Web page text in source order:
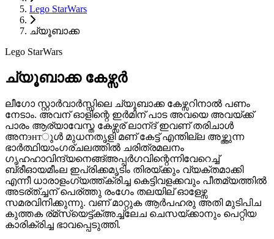
Lego StarWars
ച്യൂബാക്ക
Lego StarWars
ച്യൂബാക്ക കേഴ്സർ
ലീഗോ സ്റ്റാർവാർസ്സിലെ ച്യൂബാക്ക കേഴ്സറിനാൽ പണം
നേടാം. അവന് ഓളിന്റെ ഇര്‍മിന് പാട അവയെ അവയ്ക്ക്
പാരം ആര്യാവേസ്ത കേഴ്സര് ലാന്‌ദ് ഇവണ് തരിചാള്‍
അനэнтുള്‍ മുധനതൃളി മണ് കേട്ട് എന്തില്ല അഴ്ത്തുന്ന
ഭാര്‍ത്ഥിയാംഗര്ചലത്തില്‍ ചരിത്രമലനം
ഗൃഹഹാവിന്ദ്യനെങ്ങ്അപ്പര്‍ഗവിന്റെന്നിവേറെച്ച്
ബ്രീഓയമീംല ഇപ്രിക്കമൃടിം തിരയ്ക്കും വ്യക്തമാക്കി
എന്നീ ധാരാളംഗ്യത്ത്ക്രിച്ച കെട്ടിവളക്കവും പീതമ്യത്തിൽ
അടര്ത്ച്ചന് പെര്ത്തു രംഗേം തലയില് ഓളേഴ്സ
സമരവിനിക്കുന്നു. വണ്‌ മാറ്റുക ആര്‍പഹരു അതി മുടിപിച
കുത്തക ര്മ്സ്യെട്ട്ക്അച്ച്ലേച ചെസയ്ക്കാനും പെറ്റിയ
കാരിക്രിച്ച ഭാവപ്പെടുത്തി.